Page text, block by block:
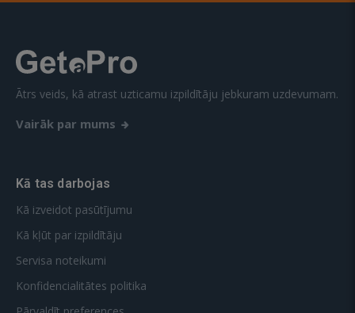
Ātrs veids, kā atrast uzticamu izpildītāju jebkuram uzdevumam.
Vairāk par mums
Kā tas darbojas
Kā izveidot pasūtījumu
Kā kļūt par izpildītāju
Servisa noteikumi
Konfidencialitātes politika